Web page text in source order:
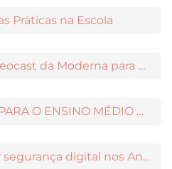
Práticas na Escola
PNLD Na Prática: o videocast da Moderna para apoiar a escolha das obras aprovadas
NOVOS CONTEÚDOS PARA O ENSINO MÉDIO DISPONÍVEIS NO MODERNAMIGOS
Dinâmica para ensinar segurança digital nos Anos Iniciais